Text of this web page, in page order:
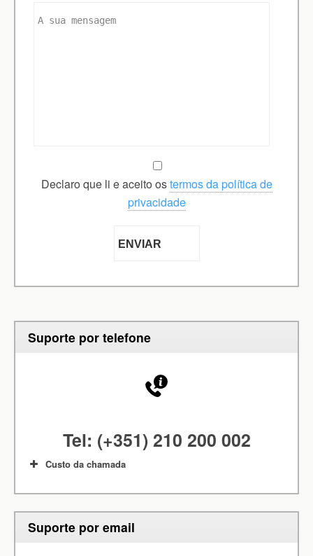
Declaro que li e aceito ostermos da política de
privacidade
Suporte por telefone
Tel: (+351) 210 200 002
Custo da chamada
Suporte por email